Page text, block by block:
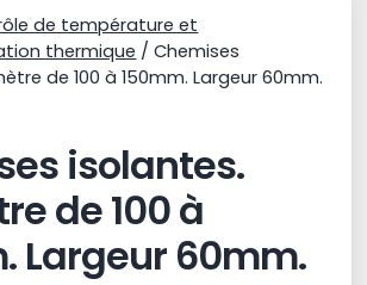
de température et
thermique / Chemises
de 100 à 150mm. Largeur 60mm.
isolantes.
de 100 à
Largeur 60mm.